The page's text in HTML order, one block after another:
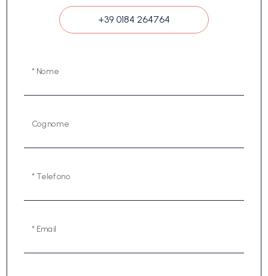
+39 0184 264764
* Nome
Cognome
* Telefono
* Email